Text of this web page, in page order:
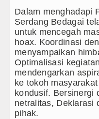
Batang Angkola
Seksual
Dalam menghadapi
Serdang Bedagai
untuk mencegah
hoax. Koordinasi
menyampaikan
Optimalisasi
mendengarkan
ke tokoh
kondusif. Bersinergi
netralitas, Deklarasi
pihak.